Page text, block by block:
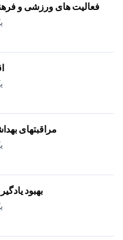
فعالیت های ورزشی و
مراقبتهای
بهبود